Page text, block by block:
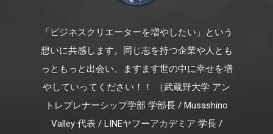
「ビジネスクリエーターを増やしたい」という
想いに共感します。同じ志を持つ企業や人とも
っともっと出会い、ますます世の中に幸せを増
やしていってください！！ （武蔵野大学 アン
トレプレナーシップ学部 学部長 / Musashino
Valley 代表 / LINEヤフーアカデミア 学長 /